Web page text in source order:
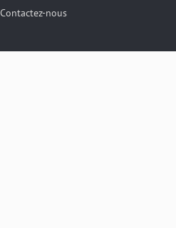
Contactez-nous